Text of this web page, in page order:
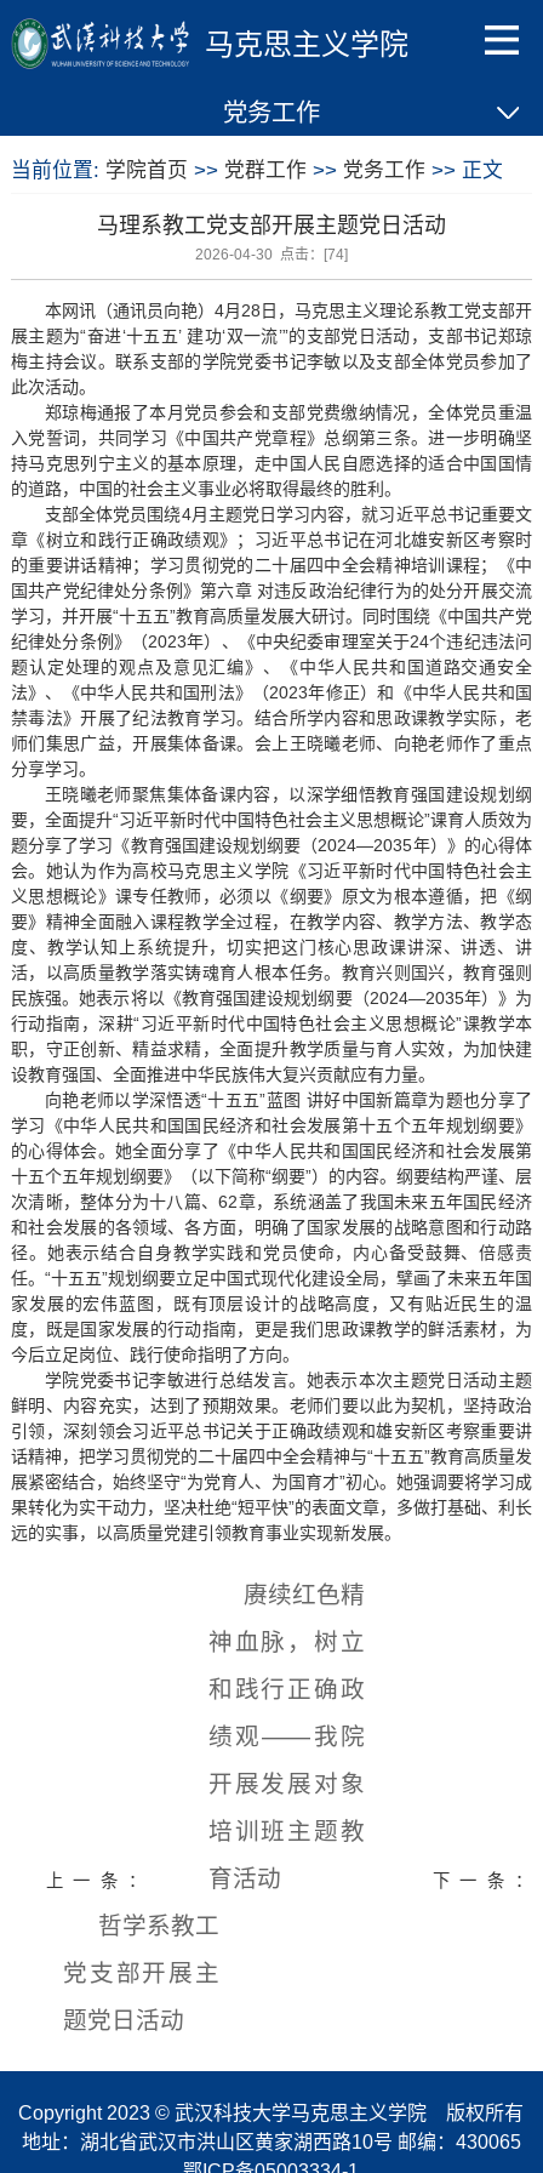
马克思主义学院
党务工作
当前位置: 学院首页 >> 党群工作 >> 党务工作 >> 正文
马理系教工党支部开展主题党日活动
2026-04-30 点击：[74]
本网讯（通讯员向艳）4月28日，马克思主义理论系教工党支部开
展主题为“奋进‘十五五’ 建功‘双一流’”的支部党日活动，支部书记郑琼
梅主持会议。联系支部的学院党委书记李敏以及支部全体党员参加了
此次活动。
郑琼梅通报了本月党员参会和支部党费缴纳情况，全体党员重温
入党誓词，共同学习《中国共产党章程》总纲第三条。进一步明确坚
持马克思列宁主义的基本原理，走中国人民自愿选择的适合中国国情
的道路，中国的社会主义事业必将取得最终的胜利。
支部全体党员围绕4月主题党日学习内容，就习近平总书记重要文
章《树立和践行正确政绩观》；习近平总书记在河北雄安新区考察时
的重要讲话精神；学习贯彻党的二十届四中全会精神培训课程；《中
国共产党纪律处分条例》第六章 对违反政治纪律行为的处分开展交流
学习，并开展“十五五”教育高质量发展大研讨。同时围绕《中国共产党
纪律处分条例》（2023年）、《中央纪委审理室关于24个违纪违法问
题认定处理的观点及意见汇编》、《中华人民共和国道路交通安全
法》、《中华人民共和国刑法》（2023年修正）和《中华人民共和国
禁毒法》开展了纪法教育学习。结合所学内容和思政课教学实际，老
师们集思广益，开展集体备课。会上王晓曦老师、向艳老师作了重点
分享学习。
王晓曦老师聚焦集体备课内容，以深学细悟教育强国建设规划纲
要，全面提升“习近平新时代中国特色社会主义思想概论”课育人质效为
题分享了学习《教育强国建设规划纲要（2024—2035年）》的心得体
会。她认为作为高校马克思主义学院《习近平新时代中国特色社会主
义思想概论》课专任教师，必须以《纲要》原文为根本遵循，把《纲
要》精神全面融入课程教学全过程，在教学内容、教学方法、教学态
度、教学认知上系统提升，切实把这门核心思政课讲深、讲透、讲
活，以高质量教学落实铸魂育人根本任务。教育兴则国兴，教育强则
民族强。她表示将以《教育强国建设规划纲要（2024—2035年）》为
行动指南，深耕“习近平新时代中国特色社会主义思想概论”课教学本
职，守正创新、精益求精，全面提升教学质量与育人实效，为加快建
设教育强国、全面推进中华民族伟大复兴贡献应有力量。
向艳老师以学深悟透“十五五”蓝图 讲好中国新篇章为题也分享了
学习《中华人民共和国国民经济和社会发展第十五个五年规划纲要》
的心得体会。她全面分享了《中华人民共和国国民经济和社会发展第
十五个五年规划纲要》（以下简称“纲要”）的内容。纲要结构严谨、层
次清晰，整体分为十八篇、62章，系统涵盖了我国未来五年国民经济
和社会发展的各领域、各方面，明确了国家发展的战略意图和行动路
径。她表示结合自身教学实践和党员使命，内心备受鼓舞、倍感责
任。“十五五”规划纲要立足中国式现代化建设全局，擘画了未来五年国
家发展的宏伟蓝图，既有顶层设计的战略高度，又有贴近民生的温
度，既是国家发展的行动指南，更是我们思政课教学的鲜活素材，为
今后立足岗位、践行使命指明了方向。
学院党委书记李敏进行总结发言。她表示本次主题党日活动主题
鲜明、内容充实，达到了预期效果。老师们要以此为契机，坚持政治
引领，深刻领会习近平总书记关于正确政绩观和雄安新区考察重要讲
话精神，把学习贯彻党的二十届四中全会精神与“十五五”教育高质量发
展紧密结合，始终坚守“为党育人、为国育才”初心。她强调要将学习成
果转化为实干动力，坚决杜绝“短平快”的表面文章，多做打基础、利长
远的实事，以高质量党建引领教育事业实现新发展。
上一条：
赓续红色精
神血脉，树立
和践行正确政
绩观——我院
开展发展对象
培训班主题教
育活动
下一条：
哲学系教工
党支部开展主
题党日活动
Copyright 2023 © 武汉科技大学马克思主义学院 版权所有
地址：湖北省武汉市洪山区黄家湖西路10号 邮编：430065